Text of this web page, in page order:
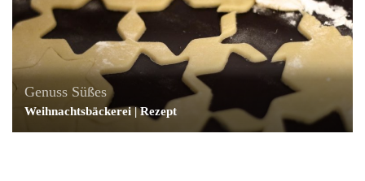
Genuss Süßes
Weihnachtsbäckerei | Rezept